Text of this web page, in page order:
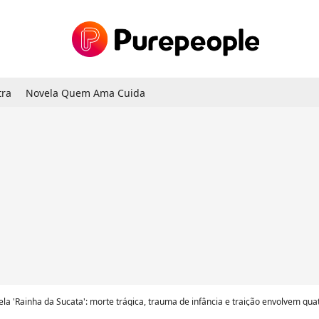
Novela Quem Ama Cuida
'Rainha da Sucata': morte trágica, trauma de infância e traição envolvem quatro personagens tristes na trama